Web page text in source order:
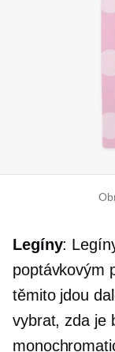
Legíny:
poptávkovým
těmito jdou
vybrat, zda je